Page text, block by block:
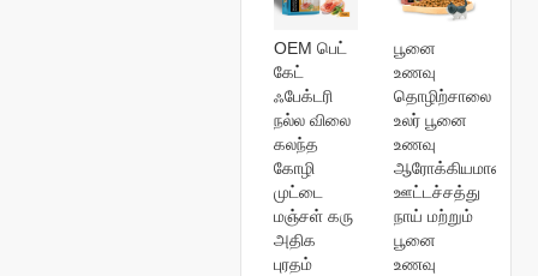
OEM பெட்
கேட்
ஃபேக்டரி
நல்ல விலை
கலந்த
கோழி
முட்டை
மஞ்சள் கரு
அதிக
புரதம்
பூனை
உணவு
தொழிற்சாலை
உலர் பூனை
உணவு
ஆரோக்கியமான
ஊட்டச்சத்து
நாய் மற்றும்
பூனை
உணவு